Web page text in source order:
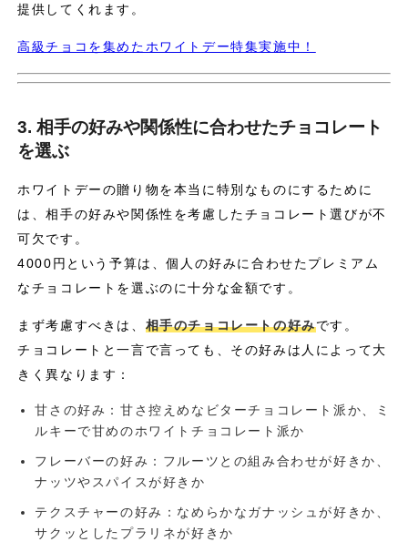
提供してくれます。
高級チョコを集めたホワイトデー特集実施中！
3. 相手の好みや関係性に合わせたチョコレート
を選ぶ
ホワイトデーの贈り物を本当に特別なものにするために
は、相手の好みや関係性を考慮したチョコレート選びが不
可欠です。
4000円という予算は、個人の好みに合わせたプレミアム
なチョコレートを選ぶのに十分な金額です。
まず考慮すべきは、 相手のチョコレートの好みです。
チョコレートと一言で言っても、その好みは人によって大
きく異なります：
甘さの好み：甘さ控えめなビターチョコレート派か、ミ
ルキーで甘めのホワイトチョコレート派か
フレーバーの好み：フルーツとの組み合わせが好きか、
ナッツやスパイスが好きか
テクスチャーの好み：なめらかなガナッシュが好きか、
サクッとしたプラリネが好きか